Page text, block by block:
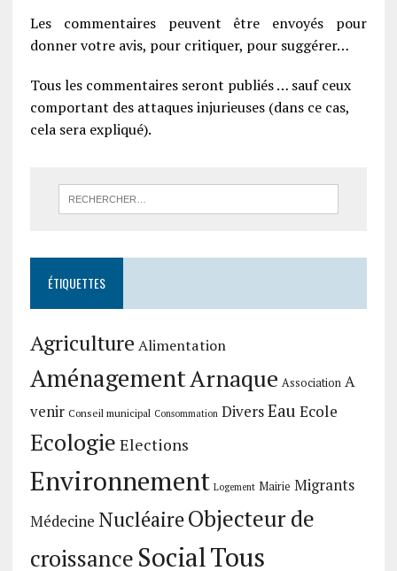
Les commentaires peuvent être envoyés pour
donner votre avis, pour critiquer, pour suggérer…
Tous les commentaires seront publiés … sauf ceux
comportant des attaques injurieuses (dans ce cas,
cela sera expliqué).
ÉTIQUETTES
Agriculture Alimentation
AménagementArnaque Association A
venir Conseil municipal Consommation DiversEau Ecole
Ecologie Elections
Environnement Logement Mairie Migrants
Médecine NucléaireObjecteur de
croissance SocialTous